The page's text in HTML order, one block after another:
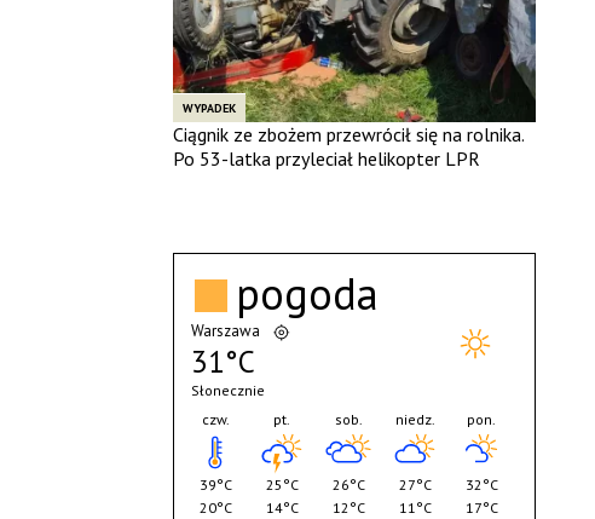
WYPADEK
Ciągnik ze zbożem przewrócił się na rolnika.
Po 53-latka przyleciał helikopter LPR
pogoda
Warszawa
31°C
Słonecznie
czw.
39°C
20°C
pt.
25°C
14°C
sob.
26°C
12°C
niedz.
27°C
11°C
pon.
32°C
17°C